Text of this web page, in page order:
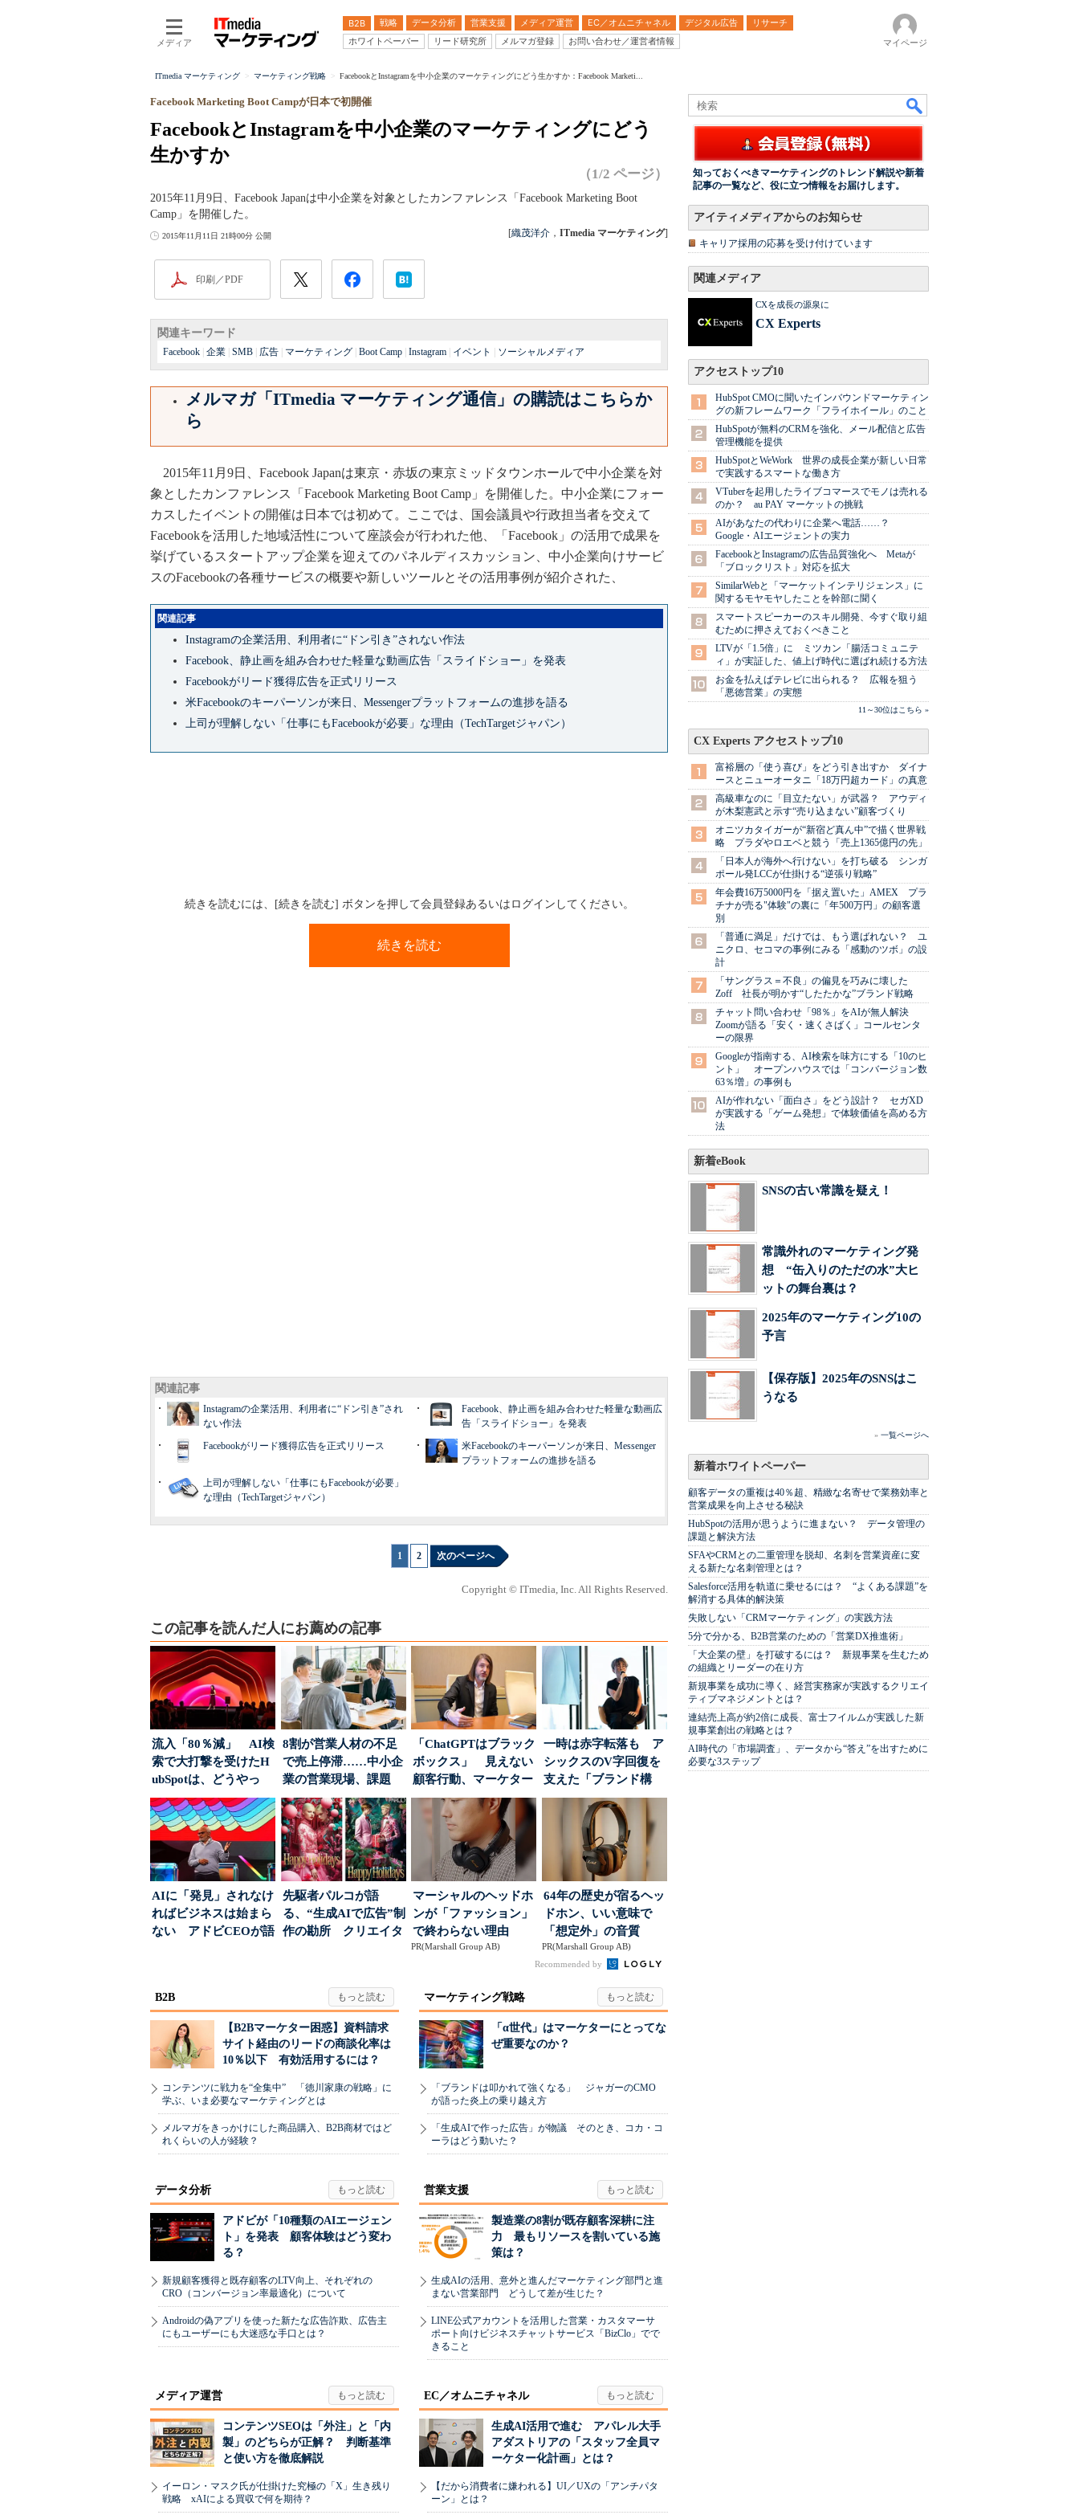
メディア
B2B 戦略 データ分析 営業支援 メディア運営 EC／オムニチャネル デジタル広告
リサーチ
ホワイトペーパー
リード研究所 メルマガ登録 お問い合わせ／運営者情報 マイページ
ITmedia マーケティング マーケティング戦略 FacebookとInstagramを中小企業のマーケティングにどう生かすか：Facebook Marketi...
FacebookとInstagramを中小企業のマーケティングにどう
生かすか
Facebook Marketing Boot Campが日本で初開催
（1/2 ページ）
2015年11月9日、Facebook Japanは中小企業を対象としたカンファレンス「Facebook Marketing Boot
Camp」を開催した。
2015年11月11日 21時00分 公開 [織茂洋介 ， ITmedia マーケティング]
印刷／PDF
関連キーワード
Facebook 企業 SMB 広告 マーケティング Boot Camp Instagram イベント ソーシャルメディア
メルマガ「ITmedia マーケティング通信」の購読はこちらか
ら
2015年11月9日、Facebook Japanは東京・赤坂の東京ミッドタウンホールで中小企業を対
象としたカンファレンス「Facebook Marketing Boot Camp」を開催した。中小企業にフォー
カスしたイベントの開催は日本では初めて。ここでは、国会議員や行政担当者を交えて
Facebookを活用した地域活性について座談会が行われた他、「Facebook」の活用で成果を
挙げているスタートアップ企業を迎えてのパネルディスカッション、中小企業向けサービ
スのFacebookの各種サービスの概要や新しいツールとその活用事例が紹介された、
関連記事
Instagramの企業活用、利用者に“ドン引き”されない作法
Facebook、静止画を組み合わせた軽量な動画広告「スライドショー」を発表
Facebookがリード獲得広告を正式リリース
米Facebookのキーパーソンが来日、Messengerプラットフォームの進捗を語る
上司が理解しない「仕事にもFacebookが必要」な理由（TechTargetジャパン）
続きを読むには、[続きを読む] ボタンを押して会員登録あるいはログインしてください。
続きを読む
関連記事
Instagramの企業活用、利用者に“ドン引き”され
ない作法
Facebook、静止画を組み合わせた軽量な動画広
告「スライドショー」を発表
Facebookがリード獲得広告を正式リリース
米Facebookのキーパーソンが来日、Messenger
プラットフォームの進捗を語る
上司が理解しない「仕事にもFacebookが必要」
な理由（TechTargetジャパン）
1 2 次のページへ
Copyright © ITmedia, Inc. All Rights Reserved.
この記事を読んだ人にお薦めの記事
流入「80％減」 AI検
索で大打撃を受けたH
ubSpotは、どうやっ
て“未来の顧...
8割が営業人材の不足
で売上停滞……中小企
業の営業現場、課題
は？
「ChatGPTはブラック
ボックス」 見えない
顧客行動、マーケター
に残された打ち...
一時は赤字転落も ア
シックスのV字回復を
支えた「ブランド構
築」の考え方
AIに「発見」されなけ
ればビジネスは始まら
ない アドビCEOが語
先駆者パルコが語
る、“生成AIで広告”制
作の勘所 クリエイタ
マーシャルのヘッドホ
ンが「ファッション」
で終わらない理由
PR(Marshall Group AB)
64年の歴史が宿るヘッ
ドホン、いい意味で
「想定外」の音質
PR(Marshall Group AB)
Recommended by
B2B
【B2Bマーケター困惑】資料請求
サイト経由のリードの商談化率は
10％以下 有効活用するには？
コンテンツに戦力を“全集中” 「徳川家康の戦略」に
学ぶ、いま必要なマーケティングとは
メルマガをきっかけにした商品購入、B2B商材ではど
れくらいの人が経験？
マーケティング戦略
「α世代」はマーケターにとってな
ぜ重要なのか？
「ブランドは叩かれて強くなる」 ジャガーのCMO
が語った炎上の乗り越え方
「生成AIで作った広告」が物議 そのとき、コカ・コ
ーラはどう動いた？
データ分析
アドビが「10種類のAIエージェン
ト」を発表 顧客体験はどう変わ
る？
新規顧客獲得と既存顧客のLTV向上、それぞれの
CRO（コンバージョン率最適化）について
Androidの偽アプリを使った新たな広告詐欺、広告主
にもユーザーにも大迷惑な手口とは？
営業支援
製造業の8割が既存顧客深耕に注
力 最もリソースを割いている施
策は？
生成AIの活用、意外と進んだマーケティング部門と進
まない営業部門 どうして差が生じた？
LINE公式アカウントを活用した営業・カスタマーサ
ポート向けビジネスチャットサービス「BizClo」でで
きること
メディア運営
コンテンツSEOは「外注」と「内
製」のどちらが正解？ 判断基準
と使い方を徹底解説
イーロン・マスク氏が仕掛けた究極の「X」生き残り
戦略 xAIによる買収で何を期待？
EC／オムニチャネル
生成AI活用で進む アパレル大手
アダストリアの「スタッフ全員マ
ーケター化計画」とは？
【だから消費者に嫌われる】UI／UXの「アンチパタ
ーン」とは？
知っておくべきマーケティングのトレンド解説や新着
記事の一覧など、役に立つ情報をお届けします。
アイティメディアからのお知らせ
キャリア採用の応募を受け付けています
関連メディア
CXを成長の源泉に
CX Experts
アクセストップ10
HubSpot CMOに聞いたインバウンドマーケティン
グの新フレームワーク「フライホイール」のこと
HubSpotが無料のCRMを強化、メール配信と広告
管理機能を提供
HubSpotとWeWork 世界の成長企業が新しい日常
で実践するスマートな働き方
VTuberを起用したライブコマースでモノは売れる
のか？ au PAY マーケットの挑戦
AIがあなたの代わりに企業へ電話……？
Google・AIエージェントの実力
FacebookとInstagramの広告品質強化へ Metaが
「ブロックリスト」対応を拡大
SimilarWebと「マーケットインテリジェンス」に
関するモヤモヤしたことを幹部に聞く
スマートスピーカーのスキル開発、今すぐ取り組
むために押さえておくべきこと
LTVが「1.5倍」に ミツカン「腸活コミュニテ
ィ」が実証した、値上げ時代に選ばれ続ける方法
お金を払えばテレビに出られる？ 広報を狙う
「悪徳営業」の実態
11～30位はこちら »
CX Experts アクセストップ10
富裕層の「使う喜び」をどう引き出すか ダイナ
ースとニューオータニ「18万円超カード」の真意
高級車なのに「目立たない」が武器？ アウディ
が木梨憲武と示す“売り込まない”顧客づくり
オニツカタイガーが“新宿ど真ん中”で描く世界戦
略 プラダやロエベと競う「売上1365億円の先」
「日本人が海外へ行けない」を打ち破る シンガ
ポール発LCCが仕掛ける“逆張り戦略”
年会費16万5000円を「据え置いた」AMEX プラ
チナが売る"体験"の裏に「年500万円」の顧客選
別
「普通に満足」だけでは、もう選ばれない？ ユ
ニクロ、セコマの事例にみる「感動のツボ」の設
計
「サングラス＝不良」の偏見を巧みに壊した
Zoff 社長が明かす“したたかな”ブランド戦略
チャット問い合わせ「98％」をAIが無人解決
Zoomが語る「安く・速くさばく」コールセンタ
ーの限界
Googleが指南する、AI検索を味方にする「10のヒ
ント」 オープンハウスでは「コンバージョン数
63％増」の事例も
AIが作れない「面白さ」をどう設計？ セガXD
が実践する「ゲーム発想」で体験価値を高める方
法
新着eBook
SNSの古い常識を疑え！
常識外れのマーケティング発
想 “缶入りのただの水”大ヒ
ットの舞台裏は？
2025年のマーケティング10の
予言
【保存版】2025年のSNSはこ
うなる
» 一覧ページへ
新着ホワイトペーパー
顧客データの重複は40％超、精緻な名寄せで業務効率と
営業成果を向上させる秘訣
HubSpotの活用が思うように進まない？ データ管理の
課題と解決方法
SFAやCRMとの二重管理を脱却、名刺を営業資産に変
える新たな名刺管理とは？
Salesforce活用を軌道に乗せるには？ “よくある課題”を
解消する具体的解決策
失敗しない「CRMマーケティング」の実践方法
5分で分かる、B2B営業のための「営業DX推進術」
「大企業の壁」を打破するには？ 新規事業を生むため
の組織とリーダーの在り方
新規事業を成功に導く、経営実務家が実践するクリエイ
ティブマネジメントとは？
連結売上高が約2倍に成長、富士フイルムが実践した新
規事業創出の戦略とは？
AI時代の「市場調査」、データから“答え”を出すために
必要な3ステップ